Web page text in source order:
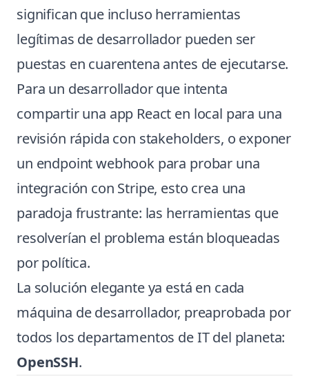
significan que incluso herramientas
legítimas de desarrollador pueden ser
puestas en cuarentena antes de ejecutarse.
Para un desarrollador que intenta
compartir una app React en local para una
revisión rápida con stakeholders, o exponer
un endpoint webhook para probar una
integración con Stripe, esto crea una
paradoja frustrante: las herramientas que
resolverían el problema están bloqueadas
por política.
La solución elegante ya está en cada
máquina de desarrollador, preaprobada por
todos los departamentos de IT del planeta:
OpenSSH.